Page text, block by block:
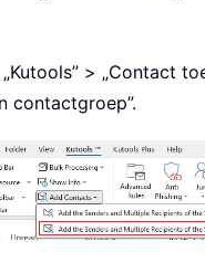
> „Contact
contactgroep”.